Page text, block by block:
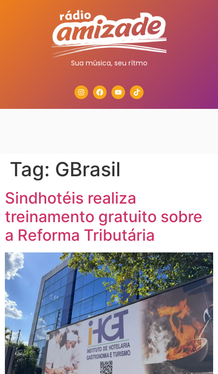
Sua música, seu rítmo
Tag: GBrasil
Sindhotéis realiza
treinamento gratuito sobre
a Reforma Tributária